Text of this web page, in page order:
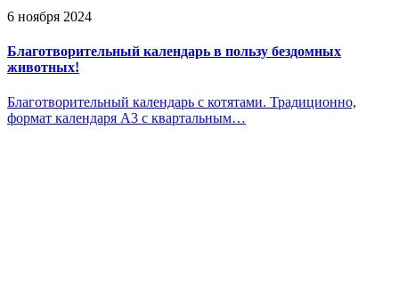
6 ноября 2024
Благотворительный календарь в пользу бездомных
животных!
Благотворительный календарь с котятами. Традиционно,
формат календаря А3 с квартальным…